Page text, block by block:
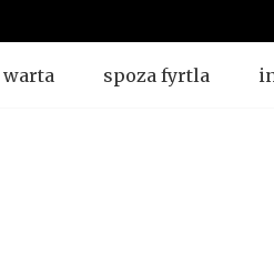
warta spoza fyrtla